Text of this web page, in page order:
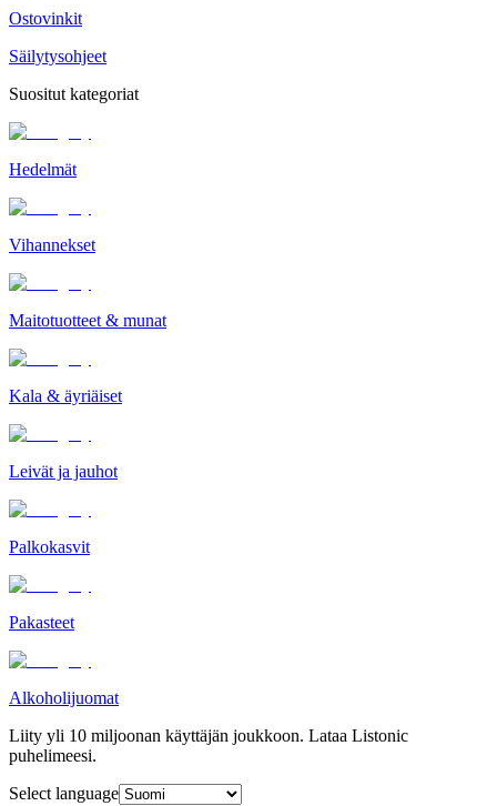
Ostovinkit
Säilytysohjeet
Suositut kategoriat
Hedelmät
Vihannekset
Maitotuotteet & munat
Kala & äyriäiset
Leivät ja jauhot
Palkokasvit
Pakasteet
Alkoholijuomat
Liity yli 10 miljoonan käyttäjän joukkoon. Lataa Listonic
puhelimeesi.
Select language